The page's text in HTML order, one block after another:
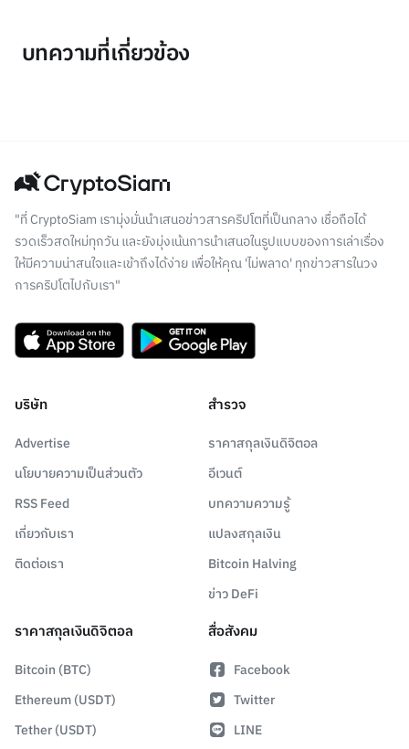
บทความที่เกี่ยวข้อง
"ที่ CryptoSiam เรามุ่งมั่นนำเสนอข่าวสารคริปโตที่เป็นกลาง เชื่อถือได้
รวดเร็วสดใหม่ทุกวัน และยังมุ่งเน้นการนำเสนอในรูปแบบของการเล่าเรื่อง
ให้มีความน่าสนใจและเข้าถึงได้ง่าย เพื่อให้คุณ 'ไม่พลาด' ทุกข่าวสารในวง
การคริปโตไปกับเรา"
บริษัท
Advertise
นโยบายความเป็นส่วนตัว
RSS Feed
เกี่ยวกับเรา
ติดต่อเรา
สำรวจ
ราคาสกุลเงินดิจิตอล
อีเวนต์
บทความความรู้
แปลงสกุลเงิน
Bitcoin Halving
ข่าว DeFi
ราคาสกุลเงินดิจิตอล
Bitcoin (BTC)
Ethereum (USDT)
Tether (USDT)
สื่อสังคม
Facebook
Twitter
LINE